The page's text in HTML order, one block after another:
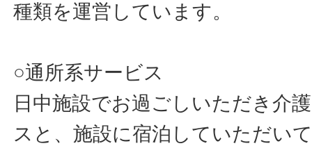
種類を運営しています。
○通所系サービス
日中施設でお過ごしいただき介
スと、施設に宿泊していただい